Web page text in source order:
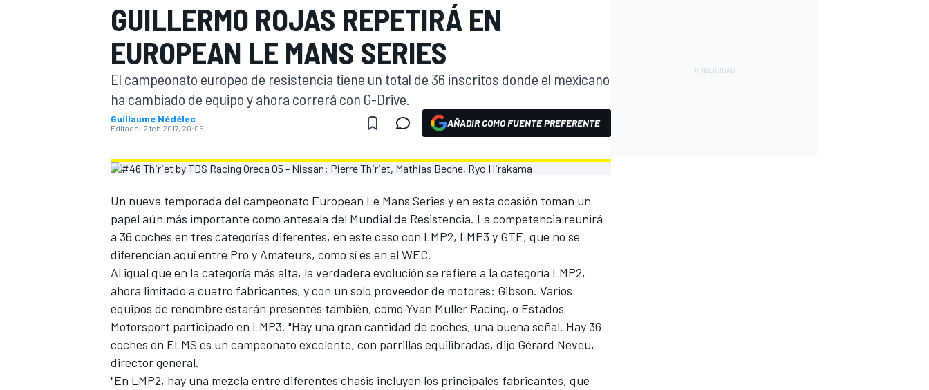
INDYCAR
MOTOGP
GUILLERMO ROJAS REPETIRÁ EN
EUROPEAN LE MANS SERIES
El campeonato europeo de resistencia tiene un total de 36 inscritos donde el mexicano
ha cambiado de equipo y ahora correrá con G-Drive.
Guillaume Nédélec
Editado: 2 feb 2017, 20:06 AÑADIR COMO FUENTE PREFERENTE
Un nueva temporada del campeonato European Le Mans Series y en esta ocasión toman un
papel aún más importante como antesala del Mundial de Resistencia. La competencia reunirá
a 36 coches en tres categorías diferentes, en este caso con LMP2, LMP3 y GTE, que no se
diferencian aquí entre Pro y Amateurs, como sí es en el WEC.
Al igual que en la categoría más alta, la verdadera evolución se refiere a la categoría LMP2,
ahora limitado a cuatro fabricantes, y con un solo proveedor de motores: Gibson. Varios
equipos de renombre estarán presentes también, como Yvan Muller Racing, o Estados
Motorsport participado en LMP3. "Hay una gran cantidad de coches, una buena señal. Hay 36
coches en ELMS es un campeonato excelente, con parrillas equilibradas, dijo Gérard Neveu,
director general.
"En LMP2, hay una mezcla entre diferentes chasis incluyen los principales fabricantes, que